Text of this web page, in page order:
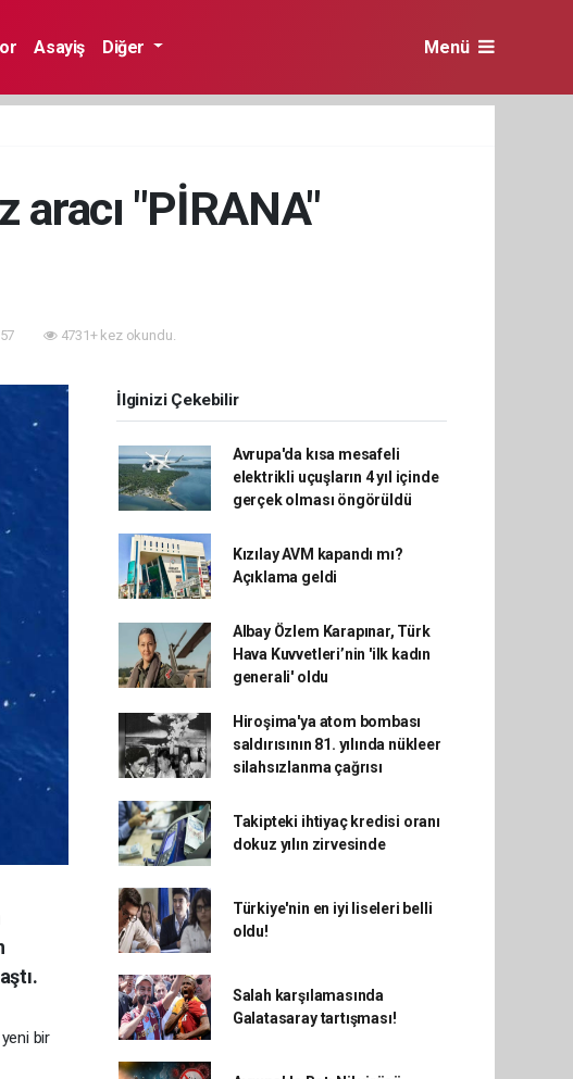
Asayiş Diğer Menü
aracı "PİRANA"
4731+ kez okundu.
bir
İlginizi Çekebilir
Avrupa'da kısa mesafeli
elektrikli uçuşların 4 yıl içinde
gerçek olması öngörüldü
Kızılay AVM kapandı mı?
Açıklama geldi
Albay Özlem Karapınar, Türk
Hava Kuvvetleri’nin 'ilk kadın
generali' oldu
Hiroşima'ya atom bombası
saldırısının 81. yılında nükleer
silahsızlanma çağrısı
Takipteki ihtiyaç kredisi oranı
dokuz yılın zirvesinde
Türkiye'nin en iyi liseleri belli
oldu!
Salah karşılamasında
Galatasaray tartışması!